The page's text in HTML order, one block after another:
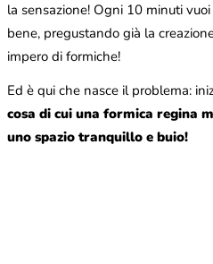
la sensazione! Ogni 10 minuti
bene, pregustando già la
impero di formiche!
Ed è qui che nasce il problema:
cosa di cui una formica regina
uno spazio tranquillo e buio!